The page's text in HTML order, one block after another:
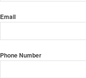
Email
Phone Number